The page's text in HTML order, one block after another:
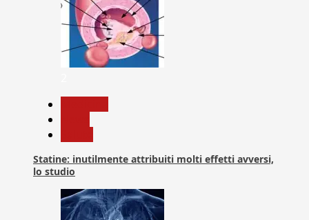
Statine: inutilmente attribuiti molti effetti avversi,
lo studio